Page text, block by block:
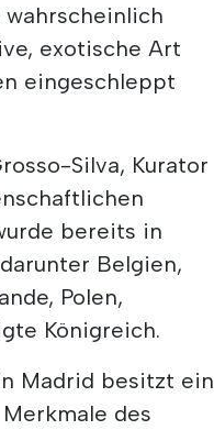
exotische Art
eingeschleppt
Silva, Kurator
bereits in
Belgien,
Polen,
Königreich.
Madrid besitzt ein
des